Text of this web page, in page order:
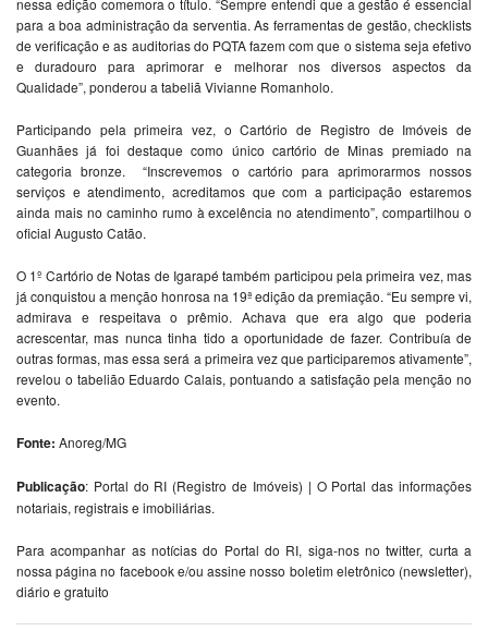
nessa edição comemora o título. “Sempre entendi que a gestão é essencial
para a boa administração da serventia. As ferramentas de gestão, checklists
de verificação e as auditorias do PQTA fazem com que o sistema seja efetivo
e duradouro para aprimorar e melhorar nos diversos aspectos da
Qualidade”, ponderou a tabeliã Vivianne Romanholo.
Participando pela primeira vez, o Cartório de Registro de Imóveis de
Guanhães já foi destaque como único cartório de Minas premiado na
categoria bronze. “Inscrevemos o cartório para aprimorarmos nossos
serviços e atendimento, acreditamos que com a participação estaremos
ainda mais no caminho rumo à excelência no atendimento”, compartilhou o
oficial Augusto Catão.
O 1º Cartório de Notas de Igarapé também participou pela primeira vez, mas
já conquistou a menção honrosa na 19ª edição da premiação. “Eu sempre vi,
admirava e respeitava o prêmio. Achava que era algo que poderia
acrescentar, mas nunca tinha tido a oportunidade de fazer. Contribuía de
outras formas, mas essa será a primeira vez que participaremos ativamente”,
revelou o tabelião Eduardo Calais, pontuando a satisfação pela menção no
evento.
Fonte: Anoreg/MG
Publicação: Portal do RI (Registro de Imóveis) | O Portal das informações
notariais, registrais e imobiliárias.
Para acompanhar as notícias do Portal do RI, siga-nos no twitter, curta a
nossa página no facebook e/ou assine nosso boletim eletrônico (newsletter),
diário e gratuito